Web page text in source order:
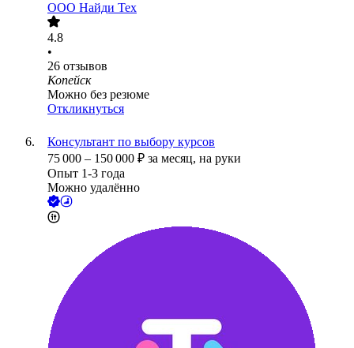
ООО Найди Тех
4.8
•
26 отзывов
Копейск
Можно без резюме
Откликнуться
Консультант по выбору курсов
75 000 – 150 000 ₽ за месяц, на руки
Опыт 1-3 года
Можно удалённо